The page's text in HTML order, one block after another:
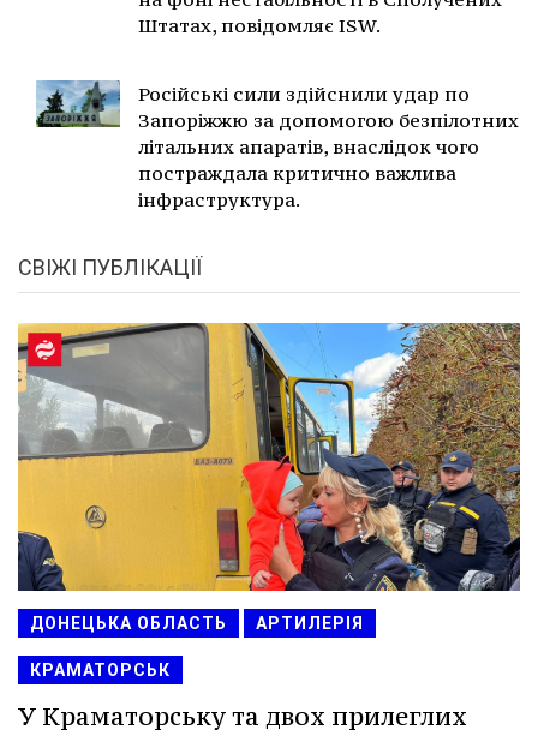
Штатах, повідомляє ISW.
Російські сили здійснили удар по
Запоріжжю за допомогою безпілотних
літальних апаратів, внаслідок чого
постраждала критично важлива
інфраструктура.
СВІЖІ ПУБЛІКАЦІЇ
ДОНЕЦЬКА ОБЛАСТЬ АРТИЛЕРІЯ
КРАМАТОРСЬК
У Краматорську та двох прилеглих